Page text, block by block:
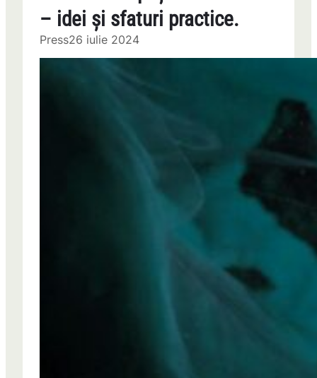
– idei și sfaturi practice.
Press26 iulie 2024